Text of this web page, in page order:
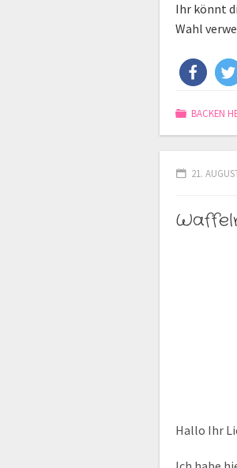
Ihr könnt
Wahl
BACKEN
21.
Hallo Ihr